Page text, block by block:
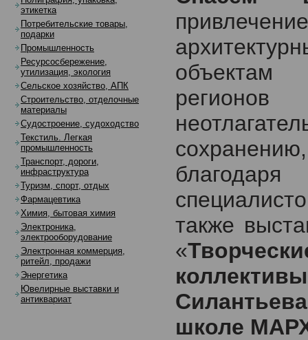
объектам
также
«
школе
этикетка
Потребительские товары,
подарки
Промышленность
Ресурсосбережение,
утилизация, экология
Сельское хозяйство, АПК
Строительство, отделочные
материалы
Судостроение, судоходство
Текстиль. Легкая
промышленность
Транспорт, дороги,
инфраструктура
Туризм, спорт, отдых
Фармацевтика
Химия, бытовая химия
Электроника,
электрооборудование
Электронная коммерция,
ритейл, продажи
Энергетика
Ювелирные выставки и
антиквариат